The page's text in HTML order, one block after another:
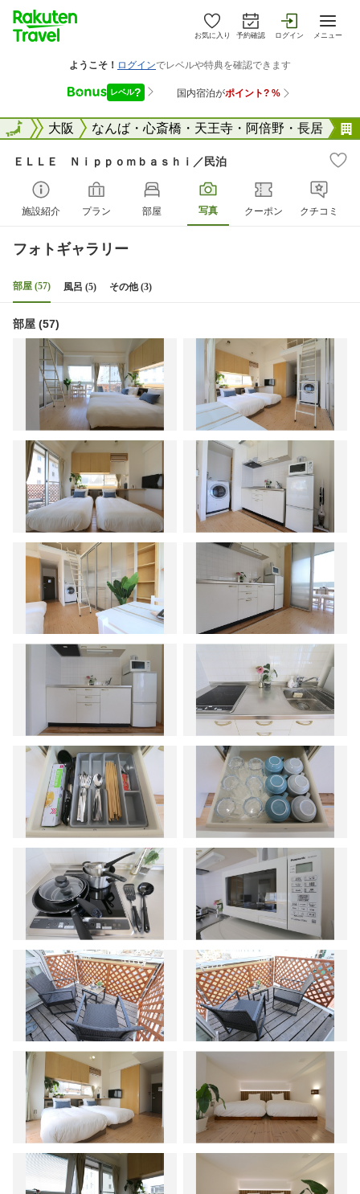
お気に入り 予約確認 ログイン メニュー
阪府 大阪 なんば・心斎橋・天王寺・阿倍野・長居
全国
ＥＬＬＥ Ｎｉｐｐｏｍｂａｓｈｉ／民泊
施設紹介 プラン 部屋 写真 クーポン クチコミ
フォトギャラリー
部屋 (57) 風呂 (5) その他 (3)
部屋 (57)